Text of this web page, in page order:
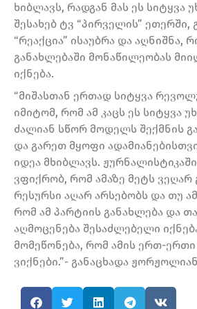
ხიბლავს, რადგან მას ეს სიტყვა
შესახებ ტვ “პირველის” ეთერში,
“რეაქცია” ისაუბრა და აღნიშნა,
განახლებაში მონაწილეობას
იქნება.
“მიშასთან ერთად სიტყვა
იმიტომ, რომ ამ კაცს ეს სიტყვა
ძალიან სწორ მოდელს შექმნის
და გარეთ მყოფი
იდეა მხიბლავს.
ვფიქრობ, რომ ამაზე მეტს ვეღარ
რესურსი აღარ არსებობს და თუ
რომ ამ პარტიის განახლება და
აღმოცენება შესაძლებელი
მომეწონება, რომ ამის ერთ-
ვიქნები.”- განაცხადა